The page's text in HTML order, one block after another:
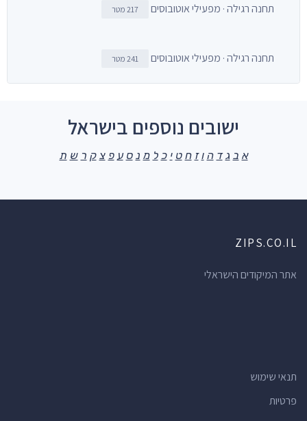
תחנה רגילה · מפעילי אוטובוסים 217 מטר
תחנה רגילה · מפעילי אוטובוסים 241 מטר
ישובים נוספים בישראל
א ב ג ד ה ו ז ח ט י כ ל מ נ ס ע פ צ ק ר ש ת
ZIPS.CO.IL
אתר המיקודים הישראלי
תנאי שימוש
פרטיות